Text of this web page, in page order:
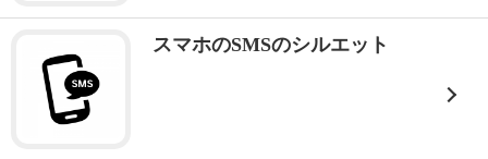
スマホのSMSのシルエット